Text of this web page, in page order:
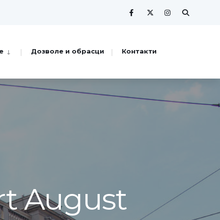
Дозволе и обрасци Контакти
August